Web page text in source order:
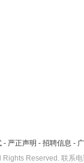
- 严正声明 - 招聘信息 -
Reserved. 联系